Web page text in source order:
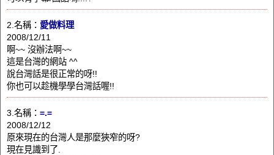
2.名稱： 愛做料理
2008/12/11
啊~~ 沒辦法啊~~
這是台灣的網站 ^^
說台灣話是很正常的呀!!
你也可以趁機學學台灣話喔!!
3.名稱： =.=
2008/12/12
原來現在的台灣人是那麼狹窄的呀?
現在見識到了.